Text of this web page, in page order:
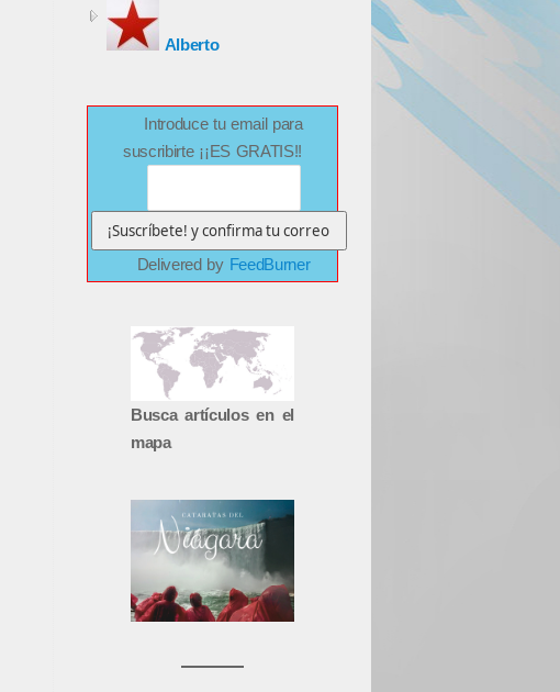
Alberto
Introduce tu email para
suscribirte ¡¡ES GRATIS!!
Delivered by FeedBurner
Busca artículos en el
mapa